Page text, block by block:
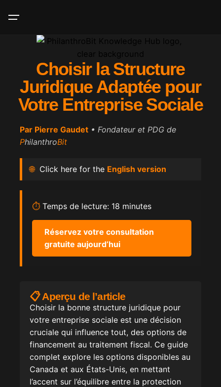
Choisir la Structure
Juridique Adaptée pour
Votre Entreprise Sociale
Par Pierre Gaudet • Fondateur et PDG de
PhilanthroBit
🌐 Click here for the English version
⏱️ Temps de lecture: 18 minutes
Réservez votre consultation
gratuite aujourd’hui
📋 Aperçu de l’article
Choisir la bonne structure juridique pour
votre entreprise sociale est une décision
cruciale qui influence tout, des options de
financement au traitement fiscal. Ce guide
complet explore les options disponibles au
Canada et aux États-Unis, en mettant
l’accent sur l’équilibre entre la protection